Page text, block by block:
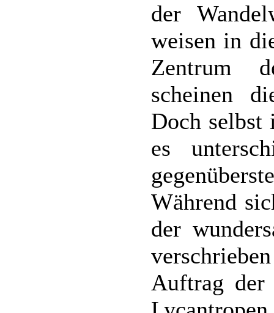
der
weisen in
Zentrum
scheinen
Doch selbst
es
Während
der
Auftrag der